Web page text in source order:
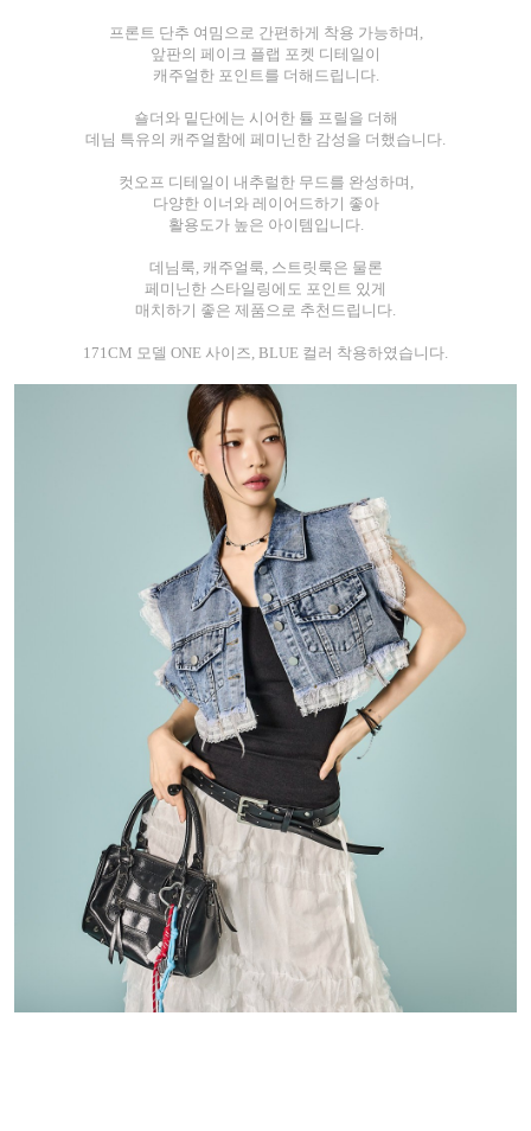
프론트 단추 여밈으로 간편하게 착용 가능하며,
앞판의 페이크 플랩 포켓 디테일이
캐주얼한 포인트를 더해드립니다.
숄더와 밑단에는 시어한 튤 프릴을 더해
데님 특유의 캐주얼함에 페미닌한 감성을 더했습니다.
컷오프 디테일이 내추럴한 무드를 완성하며,
다양한 이너와 레이어드하기 좋아
활용도가 높은 아이템입니다.
데님룩, 캐주얼룩, 스트릿룩은 물론
페미닌한 스타일링에도 포인트 있게
매치하기 좋은 제품으로 추천드립니다.
171CM 모델 ONE 사이즈, BLUE 컬러 착용하였습니다.